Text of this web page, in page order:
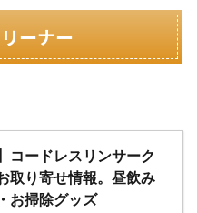
ーナー
コードレスリンサーク
取り寄せ情報。昼飲み
お掃除グッズ